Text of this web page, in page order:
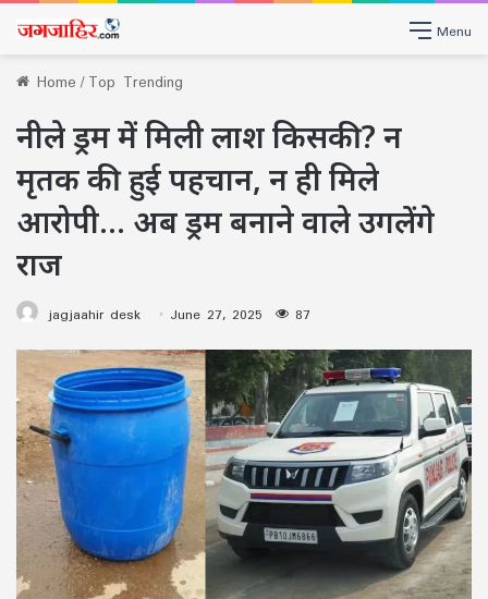
Menu
Home/Top Trending
नीले ड्रम में मिली लाश किसकी? न
मृतक की हुई पहचान, न ही मिले
आरोपी… अब ड्रम बनाने वाले उगलेंगे
राज
jagjaahir desk June 27, 2025 87